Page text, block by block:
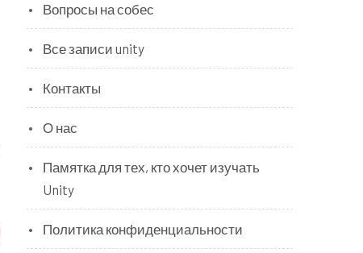
Вопросы на собес
Все записи unity
Контакты
О нас
Памятка для тех, кто хочет изучать
Unity
Политика конфиденциальности